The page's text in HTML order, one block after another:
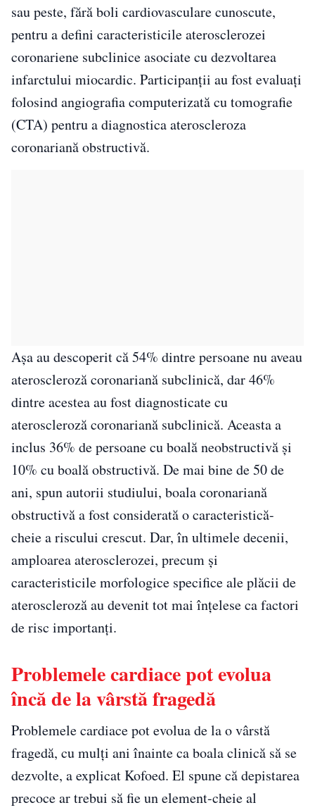
sau peste, fără boli cardiovasculare cunoscute,
pentru a defini caracteristicile aterosclerozei
coronariene subclinice asociate cu dezvoltarea
infarctului miocardic. Participanții au fost evaluați
folosind angiografia computerizată cu tomografie
(CTA) pentru a diagnostica ateroscleroza
coronariană obstructivă.
Așa au descoperit că 54% dintre persoane nu aveau
ateroscleroză coronariană subclinică, dar 46%
dintre acestea au fost diagnosticate cu
ateroscleroză coronariană subclinică. Aceasta a
inclus 36% de persoane cu boală neobstructivă și
10% cu boală obstructivă. De mai bine de 50 de
ani, spun autorii studiului, boala coronariană
obstructivă a fost considerată o caracteristică-
cheie a riscului crescut. Dar, în ultimele decenii,
amploarea aterosclerozei, precum și
caracteristicile morfologice specifice ale plăcii de
ateroscleroză au devenit tot mai înțelese ca factori
de risc importanți.
Problemele cardiace pot evolua
încă de la vârstă fragedă
Problemele cardiace pot evolua de la o vârstă
fragedă, cu mulți ani înainte ca boala clinică să se
dezvolte, a explicat Kofoed. El spune că depistarea
precoce ar trebui să fie un element-cheie al